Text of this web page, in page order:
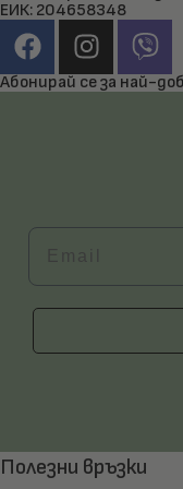
ЕИК: 204658348
Абонирай се за най-
Email
Полезни връзки